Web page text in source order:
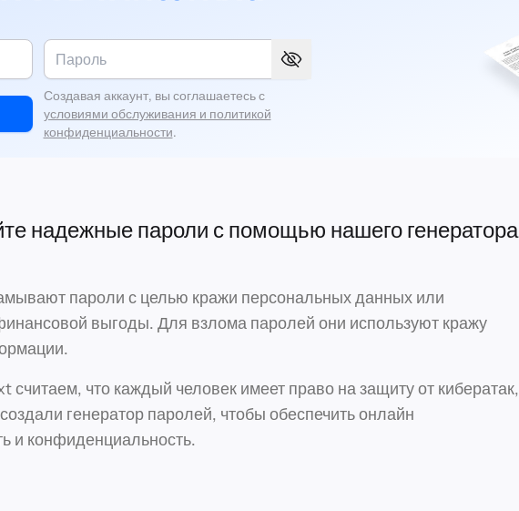
Создавая аккаунт, вы соглашаетесь с
условиями обслуживания и политикой
конфиденциальности.
надежные пароли с помощью нашего генератора
пароли с целью кражи персональных данных или
выгоды. Для взлома паролей они используют кражу
что каждый человек имеет право на защиту от кибератак,
генератор паролей, чтобы обеспечить онлайн
и конфиденциальность.